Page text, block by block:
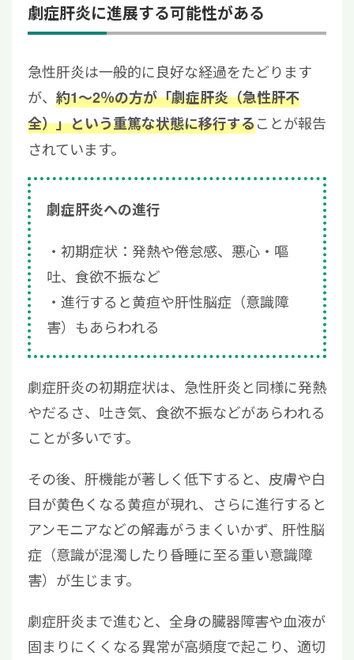
劇症肝炎に進展する可能性がある
急性肝炎は一般的に良好な経過をたどります
が、 約1～2％の方が「劇症肝炎（急性肝不
全）」という重篤な状態に移行することが報告
されています。
劇症肝炎への進行
初期症状：発熱や倦怠感、悪心・嘔
吐、食欲不振など
進行すると黄疸や肝性脳症（意識障
害）もあらわれる
劇症肝炎の初期症状は、急性肝炎と同様に発熱
やだるさ、吐き気、食欲不振などがあらわれる
ことが多いです。
その後、肝機能が著しく低下すると、皮膚や白
目が黄色くなる黄疸が現れ、さらに進行すると
アンモニアなどの解毒がうまくいかず、肝性脳
症（意識が混濁したり昏睡に至る重い意識障
害）が生じます。
劇症肝炎まで進むと、全身の臓器障害や血液が
固まりにくくなる異常が高頻度で起こり、適切